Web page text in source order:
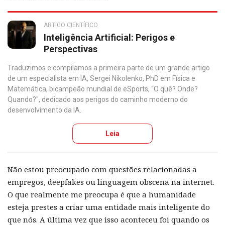
ARTIGO CIENTÍFICO
Inteligência Artificial: Perigos e
Perspectivas
Traduzimos e compilamos a primeira parte de um grande artigo
de um especialista em IA, Sergei Nikolenko, PhD em Física e
Matemática, bicampeão mundial de eSports, “O quê? Onde?
Quando?", dedicado aos perigos do caminho moderno do
desenvolvimento da IA.
Leia
Não estou preocupado com questões relacionadas a
empregos, deepfakes ou linguagem obscena na internet.
O que realmente me preocupa é que a humanidade
esteja prestes a criar uma entidade mais inteligente do
que nós. A última vez que isso aconteceu foi quando os